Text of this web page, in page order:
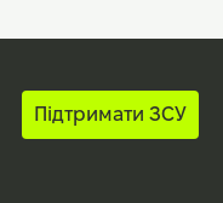
Підтримати ЗСУ